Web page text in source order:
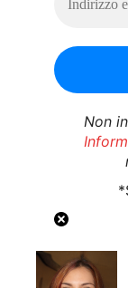
Non